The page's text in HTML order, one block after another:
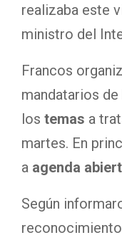
realizaba este
ministro del
Francos
mandatarios
los temas a
martes. En
a agenda
Según